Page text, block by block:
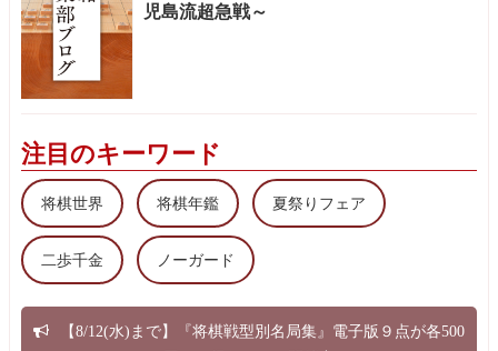
児島流超急戦～
注目のキーワード
将棋世界 将棋年鑑 夏祭りフェア
二歩千金 ノーガード
【8/12(水)まで】『将棋戦型別名局集』電子版９点が各500